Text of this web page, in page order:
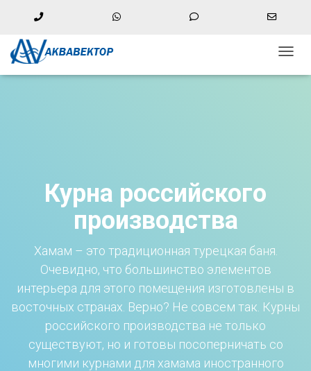
+74997559314
Московская обл., г. Балашиха, мкр. имени Гагарина, д 10 с1
Курна российского
производства
Хамам – это традиционная турецкая баня.
Очевидно, что большинство элементов
интерьера для этого помещения изготовлены в
восточных странах. Верно? Не совсем так. Курны
российского производства не только
существуют, но и готовы посоперничать со
многими курнами для хамама иностранного
for